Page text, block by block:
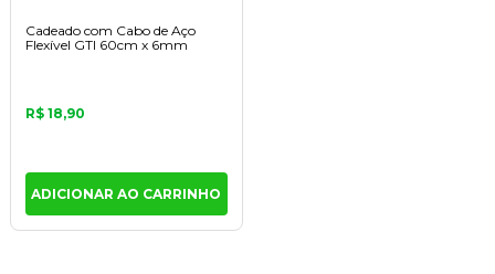
Cadeado com Cabo de Aço
Flexível GTI 60cm x 6mm
R$ 18,90
ADICIONAR AO CARRINHO